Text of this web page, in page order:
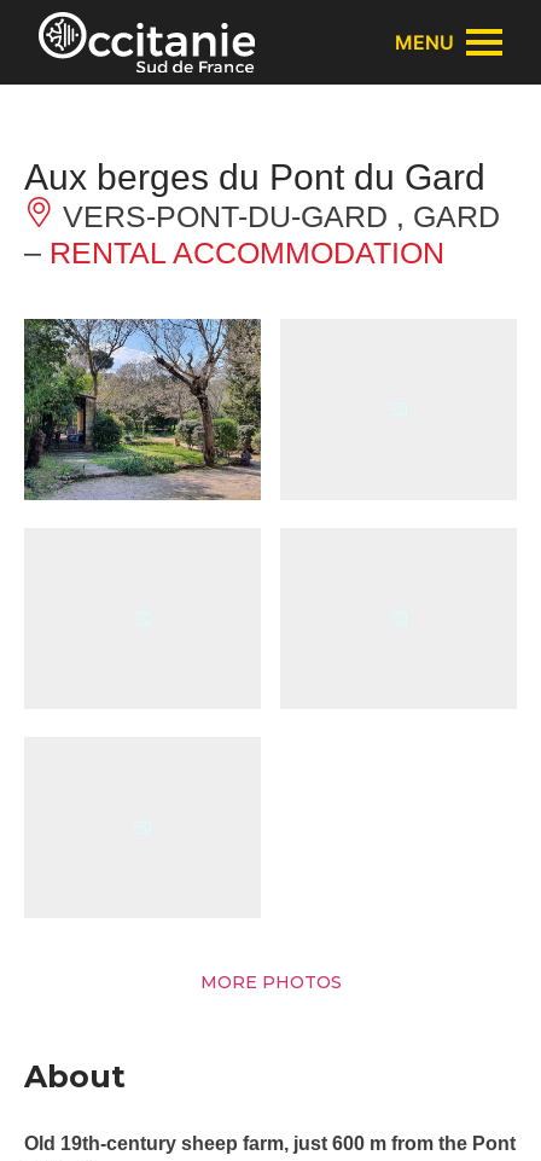
Cookies management panel
MENU
Aux berges du Pont du Gard
VERS-PONT-DU-GARD , GARD
– RENTAL ACCOMMODATION
MORE PHOTOS
About
Old 19th-century sheep farm, just 600 m from the Pont